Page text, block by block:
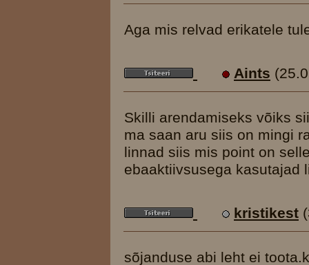
Aga mis relvad erikatele
Aints
Skilli arendamiseks võiks
ma saan aru siis on mingi
linnad siis mis point on
ebaaktiivsusega kasutajad
kristikest
sõjanduse abi leht ei